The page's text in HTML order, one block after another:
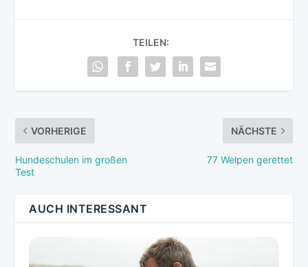
TEILEN:
VORHERIGE
Hundeschulen im großen
Test
NÄCHSTE
77 Welpen gerettet
AUCH INTERESSANT